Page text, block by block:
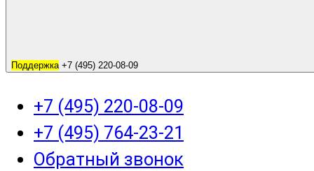
Поддержка +7 (495) 220-08-09
+7 (495) 220-08-09
+7 (495) 764-23-21
Обратный звонок